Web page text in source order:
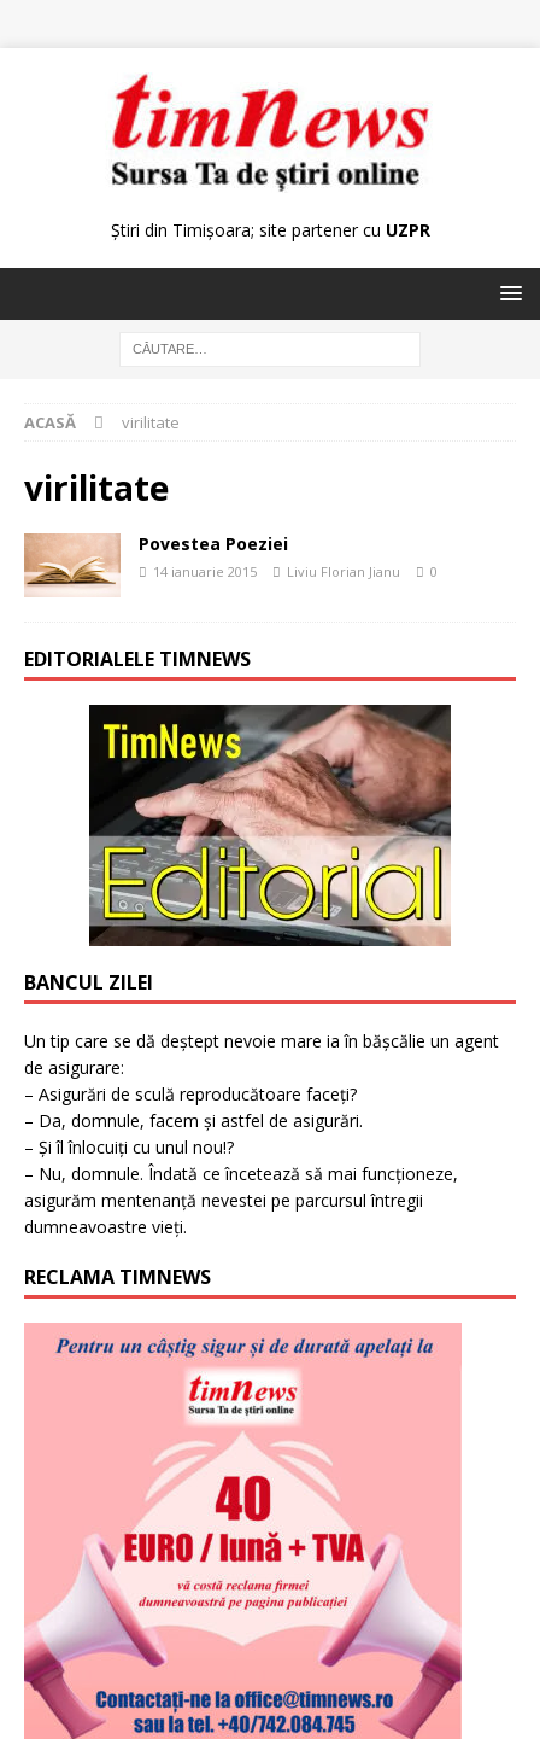
Știri din Timișoara; site partener cu UZPR
ACASĂ virilitate
virilitate
Povestea Poeziei
14 ianuarie 2015 Liviu Florian Jianu 0
EDITORIALELE TIMNEWS
BANCUL ZILEI
Un tip care se dă deștept nevoie mare ia în bășcălie un agent
de asigurare:
– Asigurări de sculă reproducătoare faceți?
– Da, domnule, facem și astfel de asigurări.
– Și îl înlocuiți cu unul nou!?
– Nu, domnule. Îndată ce încetează să mai funcționeze,
asigurăm mentenanță nevestei pe parcursul întregii
dumneavoastre vieți.
RECLAMA TIMNEWS